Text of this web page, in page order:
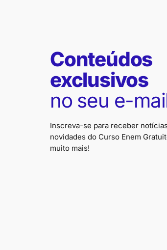
Conteúdos
exclusivos
no seu e-
Inscreva-se para receber
novidades do Curso Enem
muito mais!